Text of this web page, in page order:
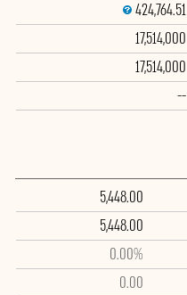
424,764.51
17,514,000
17,514,000
--
5,448.00
5,448.00
0.00%
0.00